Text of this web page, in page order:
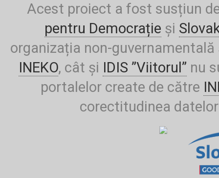
Acest proiect a fost susțiun
pentru Democrație și
organizația non-
INEKO, cât și IDIS ”Viitorul” nu
portalelor create de către
corectitudinea